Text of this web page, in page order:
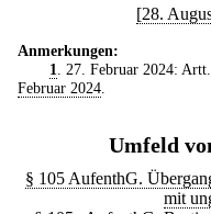
[28.
Anmerkungen:
1
. 27. Februar 2024:
Februar 2024
Umfeld
§ 105 AufenthG.
mit